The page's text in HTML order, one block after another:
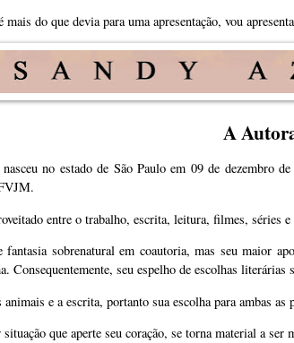
do que devia para uma apresentação, vou
A
nasceu no estado de São Paulo em 09 de dezembro
entre o trabalho, escrita, leitura, filmes, séries
fantasia sobrenatural em coautoria, mas seu maior
Consequentemente, seu espelho de escolhas
e a escrita, portanto sua escolha para ambas
que aperte seu coração, se torna material a ser